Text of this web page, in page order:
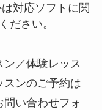
対応ソフトに関
ださい。
／体験レッス
スンのご予約は
問い合わせフォ